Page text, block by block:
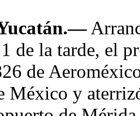
de la tarde, el
de
México y